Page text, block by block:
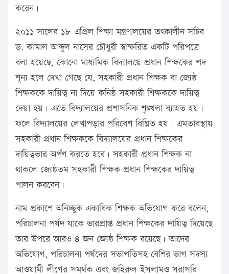
করেন।
২০১১ সালের ১৮ এপ্রিল শিক্ষা মন্ত্রণালয়ের তৎকালীন সচিব
ড. কামাল আব্দুল নাসের চৌধুরী স্বাক্ষরিত একটি পরিপত্রে
বলা হয়েছে, কোনো মাধ্যমিক বিদ্যালয়ে প্রধান শিক্ষকের পদ
শূন্য হলে দেখা গেছে যে, সহকারী প্রধান শিক্ষক বা জ্যেষ্ঠ
শিক্ষককে দায়িত্ব না দিয়ে কনিষ্ঠ সহকারী শিক্ষককে দায়িত্ব
দেয়া হয়। এতে বিদ্যালয়ের প্রশাসনিক শৃঙ্খলা ব্যাহত হয়।
ফলে বিদ্যালয়ের লেখাপড়ার পরিবেশ বিঘ্নিত হয়। এমতাবস্থায়
সহকারী প্রধান শিক্ষককে বিদ্যালয়ের প্রধান শিক্ষকের
দায়িত্বভার অর্পণ করতে হবে। সহকারী প্রধান শিক্ষক না
থাকলে জ্যেষ্ঠতম সহকারী শিক্ষক প্রধান শিক্ষকের দায়িত্ব
পালন করবেন।
নাম প্রকাশে অনিচ্ছুক একাধিক শিক্ষক অভিযোগ করে বলেন,
পরিচালনা পর্ষদ যাকে ভারপ্রাপ্ত প্রধান শিক্ষকের দায়িত্ব দিয়েছে
তার উপরে আরও ৪ জন জ্যেষ্ঠ শিক্ষক রয়েছে। তাদের
অভিযোগ, পরিচালনা পর্ষদের সভাপতিসহ বেশির ভাগ সদস্য
আওয়ামী লীগের সমর্থক এবং জহিরুল ইসলামও সরাসরি